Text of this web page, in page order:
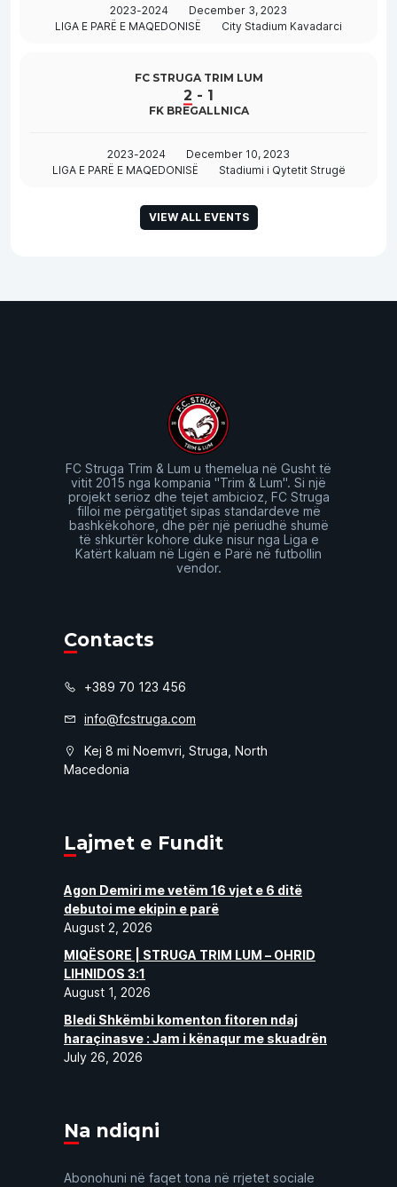
2023-2024
December 3, 2023
LIGA E PARË E MAQEDONISË
City Stadium Kavadarci
FC STRUGA TRIM LUM
2 - 1
FK BREGALLNICA
2023-2024
December 10, 2023
LIGA E PARË E MAQEDONISË
Stadiumi i Qytetit Strugë
VIEW ALL EVENTS
FC Struga Trim & Lum u themelua në Gusht të
vitit 2015 nga kompania "Trim & Lum". Si një
projekt serioz dhe tejet ambicioz, FC Struga
filloi me përgatitjet sipas standardeve më
bashkëkohore, dhe për një periudhë shumë
të shkurtër kohore duke nisur nga Liga e
Katërt kaluam në Ligën e Parë në futbollin
vendor.
Contacts
+389 70 123 456
info@fcstruga.com
Kej 8 mi Noemvri, Struga, North
Macedonia
Lajmet e Fundit
Agon Demiri me vetëm 16 vjet e 6 ditë
debutoi me ekipin e parë
August 2, 2026
MIQËSORE | STRUGA TRIM LUM – OHRID
LIHNIDOS 3:1
August 1, 2026
Bledi Shkëmbi komenton fitoren ndaj
haraçinasve : Jam i kënaqur me skuadrën
July 26, 2026
Na ndiqni
Abonohuni në faqet tona në rrjetet sociale